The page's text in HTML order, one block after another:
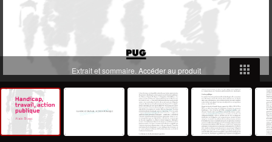
Extrait et sommaire. Accéder au produit